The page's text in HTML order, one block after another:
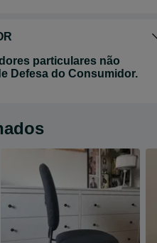
particulares não
Defesa do Consumidor.